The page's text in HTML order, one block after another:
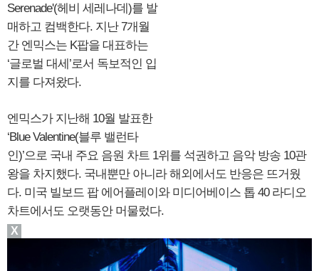
Serenade'(헤비 세레나데)를 발
매하고 컴백한다. 지난 7개월
간 엔믹스는 K팝을 대표하는
‘글로벌 대세’로서 독보적인 입
지를 다져왔다.
엔믹스가 지난해 10월 발표한
‘Blue Valentine(블루 밸런타
인)’으로 국내 주요 음원 차트 1위를 석권하고 음악 방송 10관
왕을 차지했다. 국내뿐만 아니라 해외에서도 반응은 뜨거웠
다. 미국 빌보드 팝 에어플레이와 미디어베이스 톱 40 라디오
차트에서도 오랫동안 머물렀다.
X